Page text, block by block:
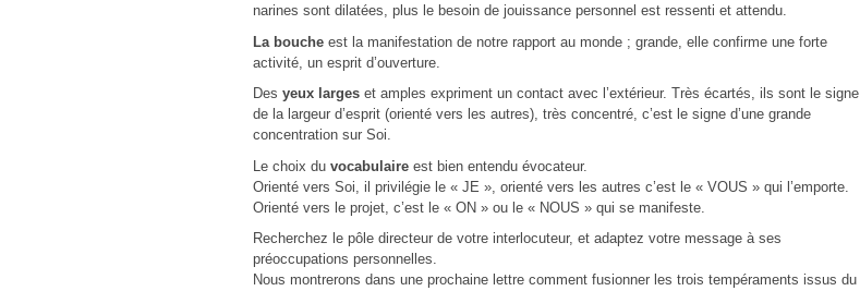
narines sont dilatées, plus le besoin de jouissance personnel est ressenti et attendu.
La bouche est la manifestation de notre rapport au monde ; grande, elle confirme une forte
activité, un esprit d’ouverture.
Des yeux larges et amples expriment un contact avec l’extérieur. Très écartés, ils sont le signe
de la largeur d’esprit (orienté vers les autres), très concentré, c’est le signe d’une grande
concentration sur Soi.
Le choix du vocabulaire est bien entendu évocateur.
Orienté vers Soi, il privilégie le « JE », orienté vers les autres c’est le « VOUS » qui l’emporte.
Orienté vers le projet, c’est le « ON » ou le « NOUS » qui se manifeste.
Recherchez le pôle directeur de votre interlocuteur, et adaptez votre message à ses
préoccupations personnelles.
Nous montrerons dans une prochaine lettre comment fusionner les trois tempéraments issus du